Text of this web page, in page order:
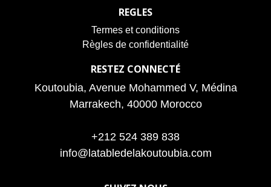
REGLES
Termes et conditions
Règles de confidentialité
RESTEZ CONNECTÉ
Koutoubia, Avenue Mohammed V, Médina
Marrakech, 40000 Morocco
+212 524 389 838
info@latabledelakoutoubia.com